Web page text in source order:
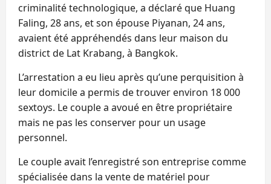
criminalité technologique, a déclaré que Huang
Faling, 28 ans, et son épouse Piyanan, 24 ans,
avaient été appréhendés dans leur maison du
district de Lat Krabang, à Bangkok.
L’arrestation a eu lieu après qu’une perquisition à
leur domicile a permis de trouver environ 18 000
sextoys. Le couple a avoué en être propriétaire
mais ne pas les conserver pour un usage
personnel.
Le couple avait l’enregistré son entreprise comme
spécialisée dans la vente de matériel pour